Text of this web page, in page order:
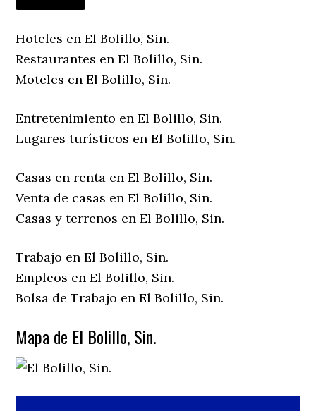
Hoteles en El Bolillo, Sin.
Restaurantes en El Bolillo, Sin.
Moteles en El Bolillo, Sin.
Entretenimiento en El Bolillo, Sin.
Lugares turísticos en El Bolillo, Sin.
Casas en renta en El Bolillo, Sin.
Venta de casas en El Bolillo, Sin.
Casas y terrenos en El Bolillo, Sin.
Trabajo en El Bolillo, Sin.
Empleos en El Bolillo, Sin.
Bolsa de Trabajo en El Bolillo, Sin.
Mapa de El Bolillo, Sin.